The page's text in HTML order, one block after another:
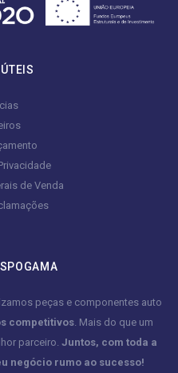
de Venda
peças e componentes auto
competitivos. Mais do que um
parceiro. Juntos, com toda a
negócio rumo ao sucesso!